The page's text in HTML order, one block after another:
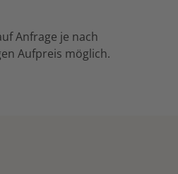
Anfrage je nach
Aufpreis möglich.